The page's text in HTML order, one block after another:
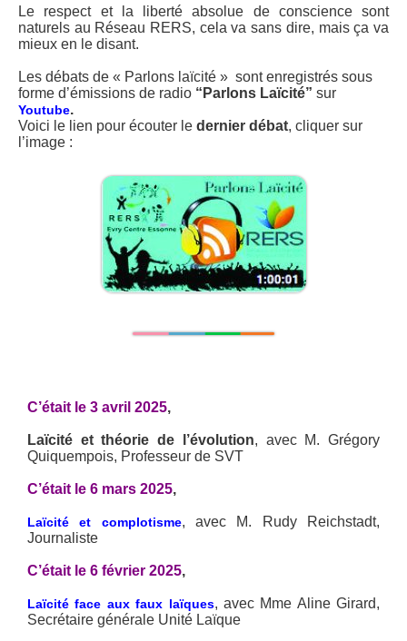
Le respect et la liberté absolue de conscience sont
naturels au Réseau RERS, cela va sans dire, mais ça va
mieux en le disant.
Les débats de « Parlons laïcité » sont enregistrés sous
forme d’émissions de radio “Parlons Laïcité” sur
Youtube.
Voici le lien pour écouter le dernier débat, cliquer sur
l’image :
C’était le 3 avril 2025,
Laïcité et théorie de l’évolution, avec M. Grégory
Quiquempois, Professeur de SVT
C’était le 6 mars 2025,
Laïcité et complotisme, avec M. Rudy Reichstadt,
Journaliste
C’était le 6 février 2025,
Laïcité face aux faux laïques, avec Mme Aline Girard,
Secrétaire générale Unité Laïque